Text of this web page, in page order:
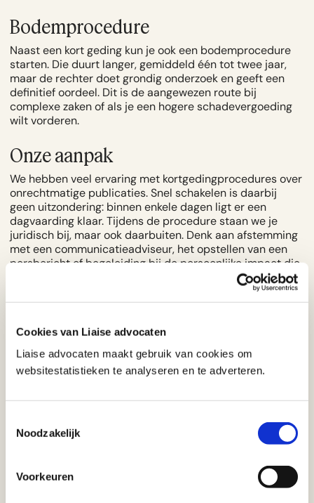
Cookies van Liaise advocaten
Liaise advocaten maakt gebruik van cookies om
websitestatistieken te analyseren en te adverteren.
Noodzakelijk
Voorkeuren
Bodemprocedure
Naast een kort geding kun je ook een bodemprocedure
starten. Die duurt langer, gemiddeld één tot twee jaar,
maar de rechter doet grondig onderzoek en geeft een
definitief oordeel. Dit is de aangewezen route bij
complexe zaken of als je een hogere schadevergoeding
wilt vorderen.
Onze aanpak
We hebben veel ervaring met kortgedingprocedures over
onrechtmatige publicaties. Snel schakelen is daarbij
geen uitzondering: binnen enkele dagen ligt er een
dagvaarding klaar. Tijdens de procedure staan we je
juridisch bij, maar ook daarbuiten. Denk aan afstemming
met een communicatieadviseur, het opstellen van een
persbericht of begeleiding bij de persoonlijke impact die
6. Aangifte doen bij smaad of
laster
Kwalificeert een publicatie alssmaad of laster? Dan kun
je aangifte doen bij de politie. Het Openbaar Ministerie
meteen het knelpunt. Als slachtoffer heb je weinig
moet je bovendien aantonen dat de dader wist dat de
beschuldiging onwaar was.
De meeste mensen kiezen daarom voor de civiele route.
Je houdt zelf de regie en ziet doorgaans sneller resultaat.